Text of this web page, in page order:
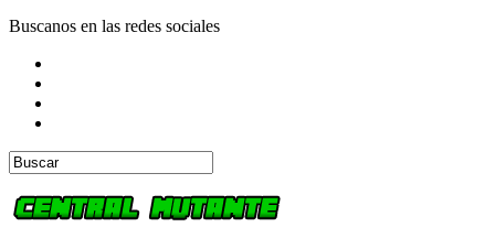
Buscanos en las redes sociales